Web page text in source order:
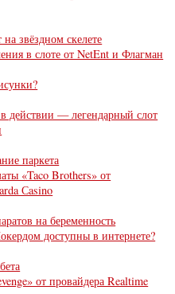
звёздном скелете
в слоте от NetEnt и Флагман
действии — легендарный слот
паркета
«Taco Brothers» от
Сasino
на беременность
доступны в интернете?
от провайдера Realtime